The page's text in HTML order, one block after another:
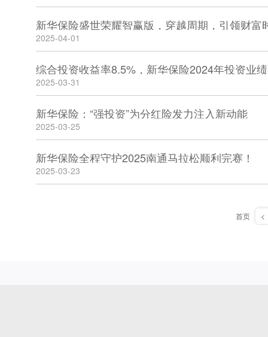
新华保险盛世荣耀智赢版，穿越周期，引领财富
2025-04-01
综合投资收益率8.5%，新华保险2024年投资业
2025-03-31
新华保险：“强投资”为分红险发力注入新动能
2025-03-25
新华保险全程守护2025南通马拉松顺利完赛！
2025-03-23
首页 <